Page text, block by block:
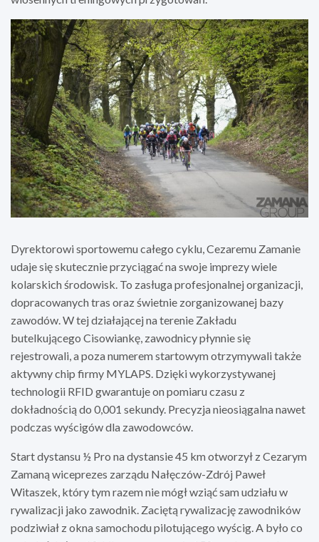
Dyrektorowi sportowemu całego cyklu, Cezaremu Zamanie
udaje się skutecznie przyciągać na swoje imprezy wiele
kolarskich środowisk. To zasługa profesjonalnej organizacji,
dopracowanych tras oraz świetnie zorganizowanej bazy
zawodów. W tej działającej na terenie Zakładu
butelkującego Cisowiankę, zawodnicy płynnie się
rejestrowali, a poza numerem startowym otrzymywali także
aktywny chip firmy MYLAPS. Dzięki wykorzystywanej
technologii RFID gwarantuje on pomiaru czasu z
dokładnością do 0,001 sekundy. Precyzja nieosiągalna nawet
podczas wyścigów dla zawodowców.
Start dystansu ½ Pro na dystansie 45 km otworzył z Cezarym
Zamaną wiceprezes zarządu Nałęczów-Zdrój Paweł
Witaszek, który tym razem nie mógł wziąć sam udziału w
rywalizacji jako zawodnik. Zaciętą rywalizację zawodników
podziwiał z okna samochodu pilotującego wyścig. A było co